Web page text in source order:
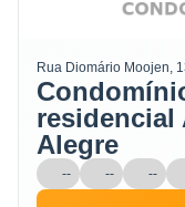
Rua Diomário Moojen,
residencial
Alegre
-- -- --